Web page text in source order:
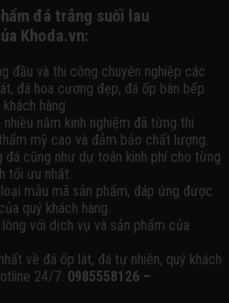
đá trắng suối lau
Khoda.vn:
đầu và thi công chuyên nghiệp các
đá hoa cương đẹp, đá ốp bàn bếp
hàng.
năm kinh nghiệm đã từng thi
mỹ cao và đảm bảo chất lượng.
cũng như dự toán kinh phí cho từng
tối ưu nhất.
mẫu mã sản phẩm, đáp ứng được
quý khách hàng.
với dịch vụ và sản phẩm của
về đá ốp lát, đá tự nhiên, quý khách
24/7: 0985558126 –